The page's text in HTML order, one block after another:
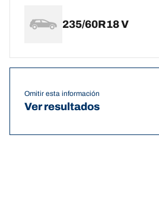
235/60R18 V
Omitir esta información
Ver resultados